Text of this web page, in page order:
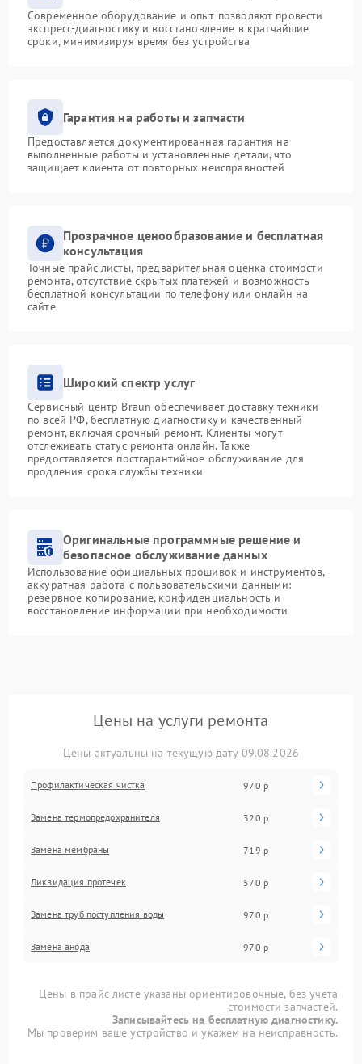
Современное оборудование и опыт позволяют провести
экспресс-диагностику и восстановление в кратчайшие
сроки, минимизируя время без устройства
Гарантия на работы и запчасти
Предоставляется документированная гарантия на
выполненные работы и установленные детали, что
защищает клиента от повторных неисправностей
Прозрачное ценообразование и бесплатная
консультация
Точные прайс-листы, предварительная оценка стоимости
ремонта, отсутствие скрытых платежей и возможность
бесплатной консультации по телефону или онлайн на
сайте
Широкий спектр услуг
Сервисный центр Braun обеспечивает доставку техники
по всей РФ, бесплатную диагностику и качественный
ремонт, включая срочный ремонт. Клиенты могут
отслеживать статус ремонта онлайн. Также
предоставляется постгарантийное обслуживание для
продления срока службы техники
Оригинальные программные решение и
безопасное обслуживание данных
Использование официальных прошивок и инструментов,
аккуратная работа с пользовательскими данными:
резервное копирование, конфиденциальность и
восстановление информации при необходимости
Цены на услуги ремонта
Цены актуальны на текущую дату 09.08.2026
Профилактическая чистка 970 р
Замена термопредохранителя 320 р
Замена мембраны 719 р
Ликвидация протечек 570 р
Замена труб поступления воды 970 р
Замена анода 970 р
Цены в прайс-листе указаны ориентировочные, без учета
стоимости запчастей.
Записывайтесь на бесплатную диагностику.
Мы проверим ваше устройство и укажем на неисправность.